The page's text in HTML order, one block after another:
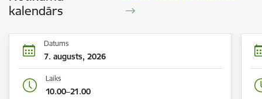
kalendārs
Datums
7. augusts, 2026
Laiks
10.00–21.00